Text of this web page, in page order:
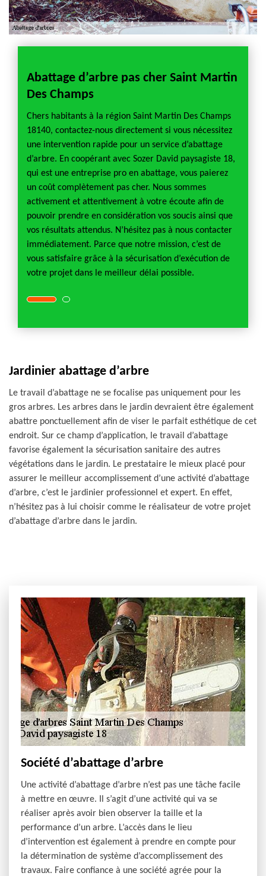
Abattage d’arbre pas cher Saint Martin
Des Champs
Chers habitants à la région Saint Martin Des Champs
18140, contactez-nous directement si vous nécessitez
une intervention rapide pour un service d’abattage
d’arbre. En coopérant avec Sozer David paysagiste 18,
qui est une entreprise pro en abattage, vous paierez
un coût complètement pas cher. Nous sommes
activement et attentivement à votre écoute afin de
pouvoir prendre en considération vos soucis ainsi que
vos résultats attendus. N’hésitez pas à nous contacter
immédiatement. Parce que notre mission, c’est de
vous satisfaire grâce à la sécurisation d’exécution de
votre projet dans le meilleur délai possible.
Jardinier abattage d’arbre
Le travail d’abattage ne se focalise pas uniquement pour les
gros arbres. Les arbres dans le jardin devraient être également
abattre ponctuellement afin de viser le parfait esthétique de cet
endroit. Sur ce champ d’application, le travail d’abattage
favorise également la sécurisation sanitaire des autres
végétations dans le jardin. Le prestataire le mieux placé pour
assurer le meilleur accomplissement d’une activité d’abattage
d’arbre, c’est le jardinier professionnel et expert. En effet,
n’hésitez pas à lui choisir comme le réalisateur de votre projet
d’abattage d’arbre dans le jardin.
Société d’abattage d’arbre
Une activité d’abattage d’arbre n’est pas une tâche facile
à mettre en œuvre. Il s’agit d’une activité qui va se
réaliser après avoir bien observer la taille et la
performance d’un arbre. L’accès dans le lieu
d’intervention est également à prendre en compte pour
la détermination de système d’accomplissement des
travaux. Faire confiance à une société agrée pour la